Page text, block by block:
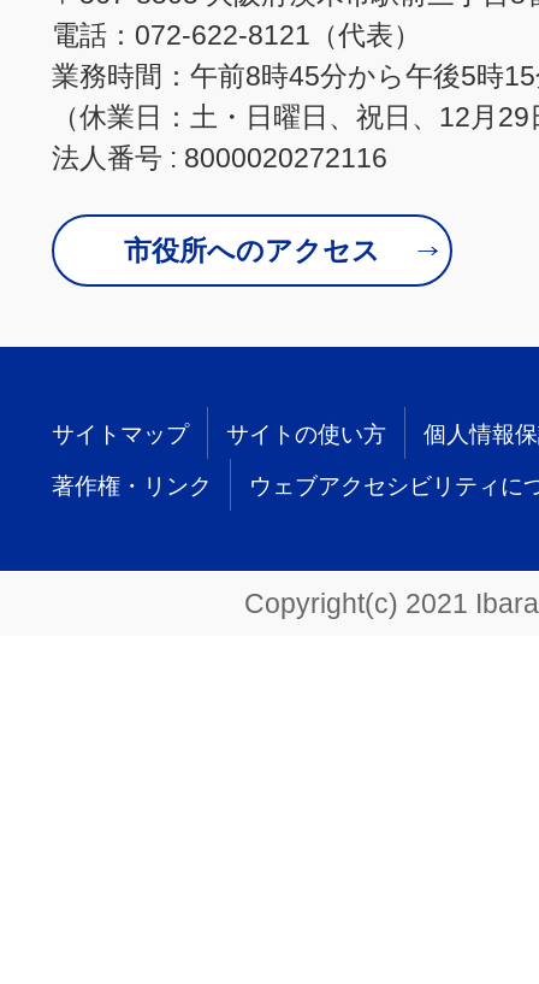
電話：072-622-8121（代表）
業務時間：午前8時45分から午後5時
（休業日：土・日曜日、祝日、12月
法人番号 : 8000020272116
市役所へのアクセス
サイトマップ サイトの使い方 個人情報
著作権・リンク ウェブアクセシビリティに
Copyright(c) 2021